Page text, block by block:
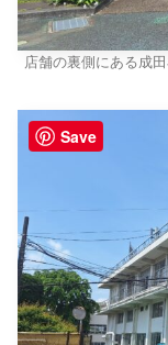
店舗の裏側にある成
Save